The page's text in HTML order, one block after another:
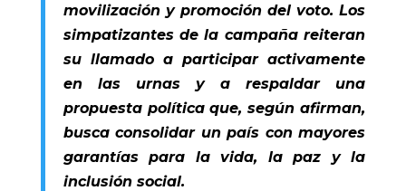
movilización y promoción del voto. Los
simpatizantes de la campaña reiteran
su llamado a participar activamente
en las urnas y a respaldar una
propuesta política que, según afirman,
busca consolidar un país con mayores
garantías para la vida, la paz y la
inclusión social.